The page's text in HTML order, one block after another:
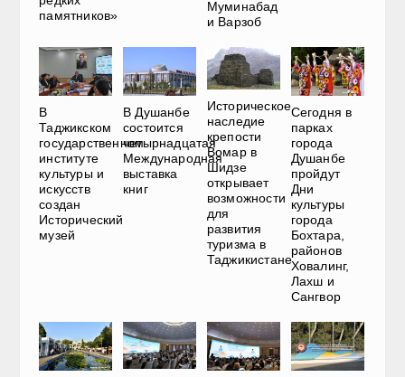
памятников»
Муминабад
и Варзоб
В
Таджикском
государственном
институте
культуры и
искусств
создан
Исторический
музей
В Душанбе
состоится
четырнадцатая
Международная
выставка
книг
Историческое
наследие
крепости
Вомар в
Шидзе
открывает
возможности
для
развития
туризма в
Таджикистане
Сегодня в
парках
города
Душанбе
пройдут
Дни
культуры
города
Бохтара,
районов
Ховалинг,
Лахш и
Сангвор